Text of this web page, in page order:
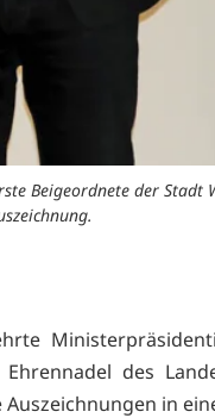
Beigeordnete der
des
in